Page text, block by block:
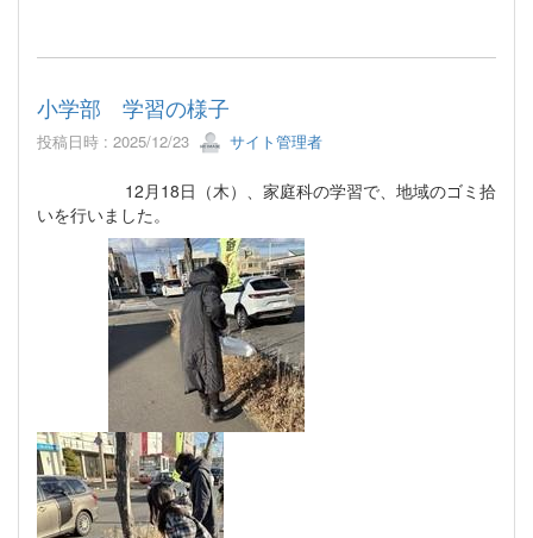
小学部 学習の様子
投稿日時 : 2025/12/23 サイト管理者
12月18日（木）、家庭科の学習で、地域のゴミ拾
いを行いました。